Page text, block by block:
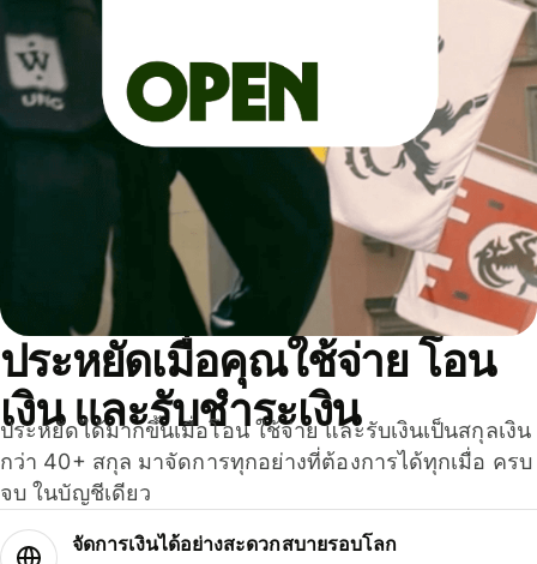
ประหยัดเมื่อคุณใช้จ่าย โอน
เงิน และรับชำระเงิน
ประหยัดได้มากขึ้นเมื่อโอน ใช้จ่าย และรับเงินเป็นสกุลเงิน
กว่า 40+ สกุล มาจัดการทุกอย่างที่ต้องการได้ทุกเมื่อ ครบ
จบ ในบัญชีเดียว
จัดการเงินได้อย่างสะดวกสบายรอบโลก